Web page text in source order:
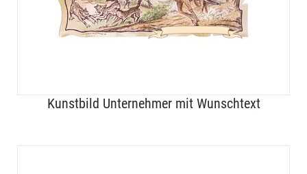
Kunstbild Unternehmer mit Wunschtext